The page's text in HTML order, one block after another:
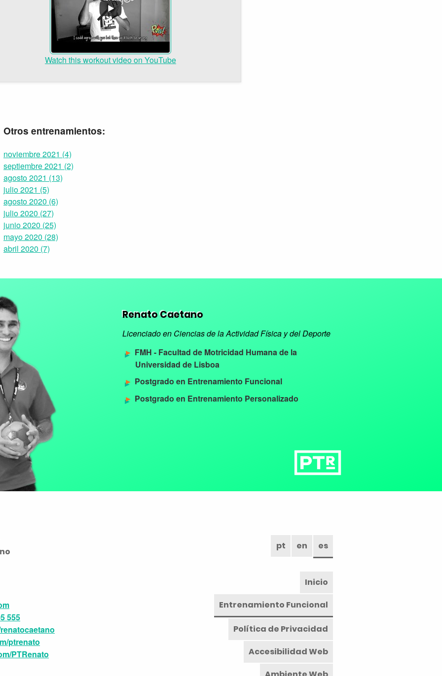
Watch this workout video on YouTube
Otros entrenamientos:
noviembre 2021 (4)
septiembre 2021 (2)
agosto 2021 (13)
julio 2021 (5)
agosto 2020 (6)
julio 2020 (27)
junio 2020 (25)
mayo 2020 (28)
abril 2020 (7)
Renato Caetano
Licenciado en Ciencias de la Actividad Física y del Deporte
FMH - Facultad de Motricidad Humana de la
Universidad de Lisboa
Postgrado en Entrenamiento Funcional
Postgrado en Entrenamiento Personalizado
pt en es
555
ptrenato
PTRenato
Inicio
Entrenamiento Funcional
Política de Privacidad
Accesibilidad Web